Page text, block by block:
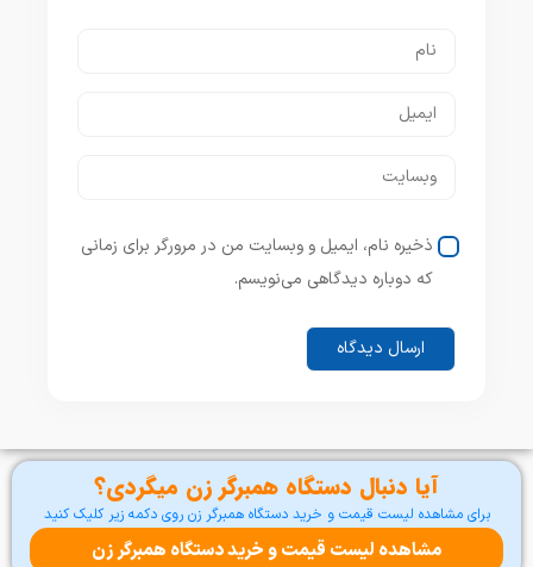
ذخیره نام، ایمیل و وبسایت من در مرورگر برای زمانی
که دوباره دیدگاهی می‌نویسم.
آیا دنبال دستگاه همبرگر زن میگردی؟
برای مشاهده لیست قیمت و خرید دستگاه همبرگر زن روی دکمه زیر کلیک کنید
مشاهده لیست قیمت و خرید دستگاه همبرگر زن